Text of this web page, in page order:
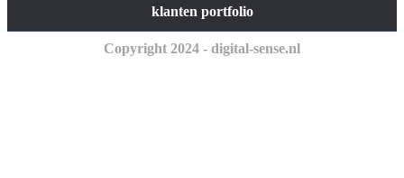
klanten portfolio
Copyright 2024 - digital-sense.nl